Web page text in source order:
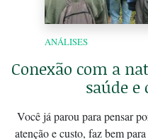
ANÁLISES
Conexão com a
saúde e
Você já parou para pensar
atenção e custo, faz bem